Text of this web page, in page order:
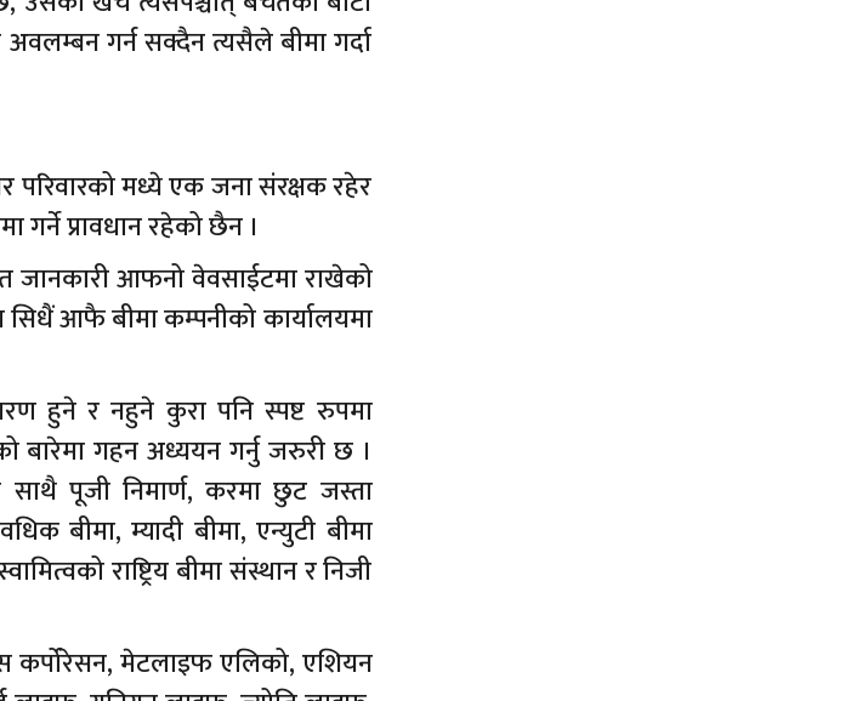
गर्न सक्दैन त्यसैले बीमा गर्दा
परिवारको मध्ये एक जना संरक्षक रहेर
गर्ने प्रावधान रहेको छैन ।
जानकारी आफनो वेवसाईटमा राखेको
सिधैं आफै बीमा कम्पनीको कार्यालयमा
हुने र नहुने कुरा पनि स्पष्ट रुपमा
बारेमा गहन अध्ययन गर्नु जरुरी छ ।
पूजी निमार्ण, करमा छुट जस्ता
बीमा, म्यादी बीमा, एन्युटी बीमा
राष्ट्रिय बीमा संस्थान र निजी
कर्पोरेसन, मेटलाइफ एलिको, एशियन